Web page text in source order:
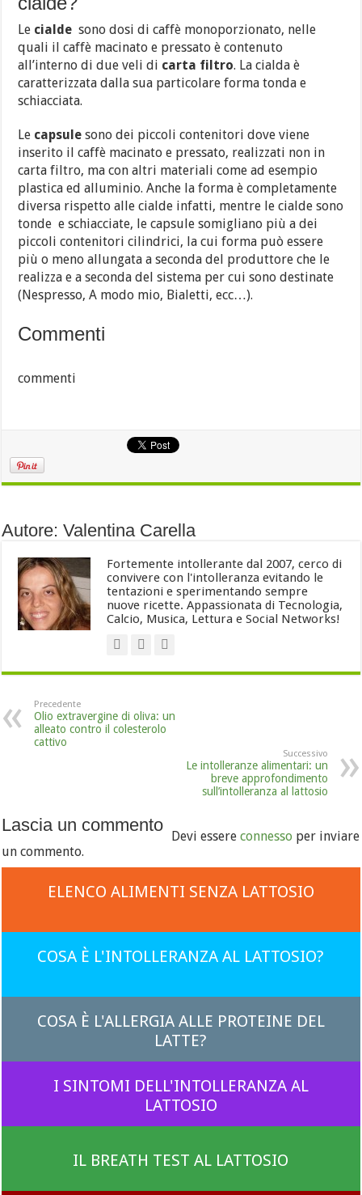
Le cialde sono dosi di caffè monoporzionato, nelle
quali il caffè macinato e pressato è contenuto
all’interno di due veli di carta filtro. La cialda è
caratterizzata dalla sua particolare forma tonda e
schiacciata.
Le capsule sono dei piccoli contenitori dove viene
inserito il caffè macinato e pressato, realizzati non in
carta filtro, ma con altri materiali come ad esempio
plastica ed alluminio. Anche la forma è completamente
diversa rispetto alle cialde infatti, mentre le cialde sono
tonde e schiacciate, le capsule somigliano più a dei
piccoli contenitori cilindrici, la cui forma può essere
più o meno allungata a seconda del produttore che le
realizza e a seconda del sistema per cui sono destinate
(Nespresso, A modo mio, Bialetti, ecc…).
Commenti
commenti
Autore: Valentina Carella
Fortemente intollerante dal 2007, cerco di
convivere con l'intolleranza evitando le
tentazioni e sperimentando sempre
nuove ricette. Appassionata di Tecnologia,
Calcio, Musica, Lettura e Social Networks!
Precedente
Olio extravergine di oliva: un
alleato contro il colesterolo
cattivo
Successivo
Le intolleranze alimentari: un
breve approfondimento
sull’intolleranza al lattosio
Lascia un commento
Devi essereconnesso per inviare
un commento.
ELENCO ALIMENTI SENZA LATTOSIO
COSA È L'INTOLLERANZA AL LATTOSIO?
COSA È L'ALLERGIA ALLE PROTEINE DEL
LATTE?
I SINTOMI DELL'INTOLLERANZA AL
LATTOSIO
IL BREATH TEST AL LATTOSIO